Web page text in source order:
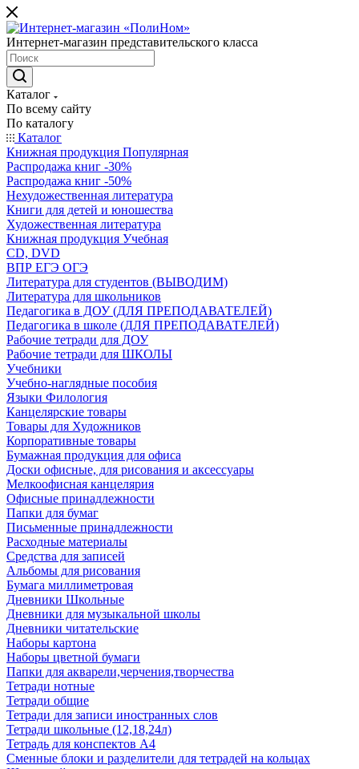
Интернет-магазин представительского класса
Каталог
По всему сайту
По каталогу
Каталог
Книжная продукция Популярная
Распродажа книг -30%
Распродажа книг -50%
Нехудожественная литература
Книги для детей и юношества
Художественная литература
Книжная продукция Учебная
CD, DVD
ВПР ЕГЭ ОГЭ
Литература для студентов (ВЫВОДИМ)
Литература для школьников
Педагогика в ДОУ (ДЛЯ ПРЕПОДАВАТЕЛЕЙ)
Педагогика в школе (ДЛЯ ПРЕПОДАВАТЕЛЕЙ)
Рабочие тетради для ДОУ
Рабочие тетради для ШКОЛЫ
Учебники
Учебно-наглядные пособия
Языки Филология
Канцелярские товары
Товары для Художников
Корпоративные товары
Бумажная продукция для офиса
Доски офисные, для рисования и аксессуары
Мелкоофисная канцелярия
Офисные принадлежности
Папки для бумаг
Письменные принадлежности
Расходные материалы
Средства для записей
Альбомы для рисования
Бумага миллиметровая
Дневники Школьные
Дневники для музыкальной школы
Дневники читательские
Наборы картона
Наборы цветной бумаги
Папки для акварели,черчения,творчества
Тетради нотные
Тетради общие
Тетради для записи иностранных слов
Тетради школьные (12,18,24л)
Тетрадь для конспектов А4
Сменные блоки и разделители для тетрадей на кольцах